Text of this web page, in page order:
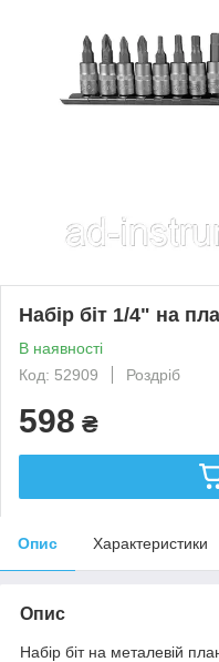
Набір біт 1/4" на
В наявності
Код: 52909
Роздріб
598 ₴
Опис Характеристики
Опис
Набір біт на металевій